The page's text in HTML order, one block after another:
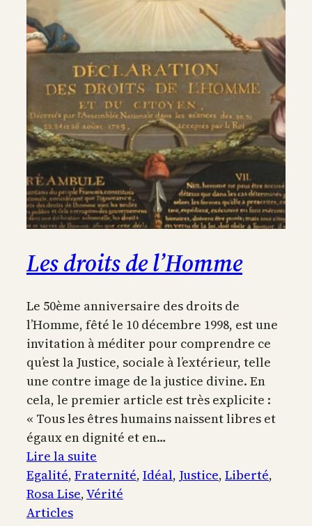
Les droits de l’Homme
Le 50ème anniversaire des droits de
l’Homme, fêté le 10 décembre 1998, est une
invitation à méditer pour comprendre ce
qu’est la Justice, sociale à l’extérieur, telle
une contre image de la justice divine. En
cela, le premier article est très explicite :
« Tous les êtres humains naissent libres et
égaux en dignité et en…
Lire la suite
Les
droits
Egalité, Fraternité, Idéal, Justice, Liberté
Rosa Lise, Vérité
Articles